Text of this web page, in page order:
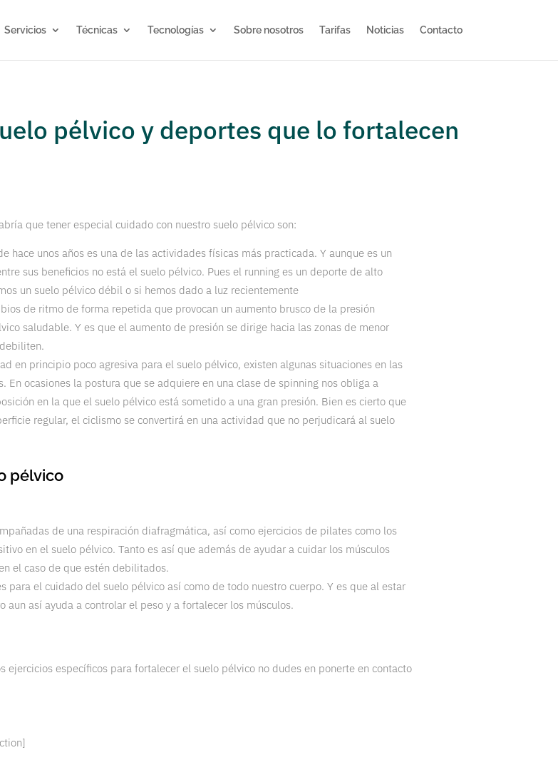
Servicios Técnicas Tecnologías Sobre nosotros Tarifas Noticias Contacto
pélvico y deportes que lo fortalecen
que tener especial cuidado con nuestro suelo pélvico son:
hace unos años es una de las actividades físicas más practicada. Y aunque es un
sus beneficios no está el suelo pélvico. Pues el running es un deporte de alto
un suelo pélvico débil o si hemos dado a luz recientemente
de ritmo de forma repetida que provocan un aumento brusco de la presión
saludable. Y es que el aumento de presión se dirige hacia las zonas de menor
en principio poco agresiva para el suelo pélvico, existen algunas situaciones en las
ocasiones la postura que se adquiere en una clase de spinning nos obliga a
en la que el suelo pélvico está sometido a una gran presión. Bien es cierto que
regular, el ciclismo se convertirá en una actividad que no perjudicará al suelo
pélvico
de una respiración diafragmática, así como ejercicios de pilates como los
en el suelo pélvico. Tanto es así que además de ayudar a cuidar los músculos
el caso de que estén debilitados.
para el cuidado del suelo pélvico así como de todo nuestro cuerpo. Y es que al estar
así ayuda a controlar el peso y a fortalecer los músculos.
ejercicios específicos para fortalecer el suelo pélvico no dudes en ponerte en contacto